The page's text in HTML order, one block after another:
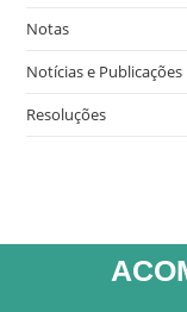
Notas
Notícias e Publicações
Resoluções